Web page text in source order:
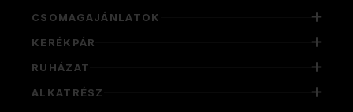
CSOMAGAJÁNLATOK
KERÉKPÁR
RUHÁZAT
ALKATRÉSZ